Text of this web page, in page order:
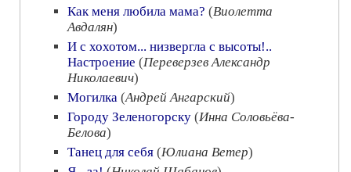
Как меня любила мама? (Виолетта
Авдалян)
И с хохотом... низвергла с высоты!..
Настроение (Переверзев Александр
Николаевич)
Могилка (Андрей Ангарский)
Городу Зеленогорску (Инна Соловьёва-
Белова)
Танец для себя (Юлиана Ветер)